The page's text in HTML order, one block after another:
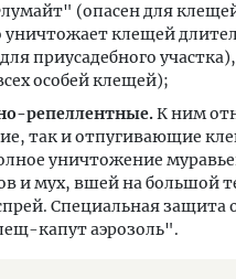
(опасен для
клещей
приусадебного
особей клещей);
репеллентные.К ним
так и отпугивающие
уничтожение
и мух, вшей на большой
Специальная защита
капут аэрозоль".